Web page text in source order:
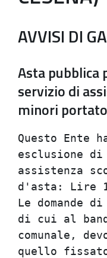
AVVISI DI
Asta pubblica
servizio di
minori
Questo
assistenza
Le
di cui al
comunale,